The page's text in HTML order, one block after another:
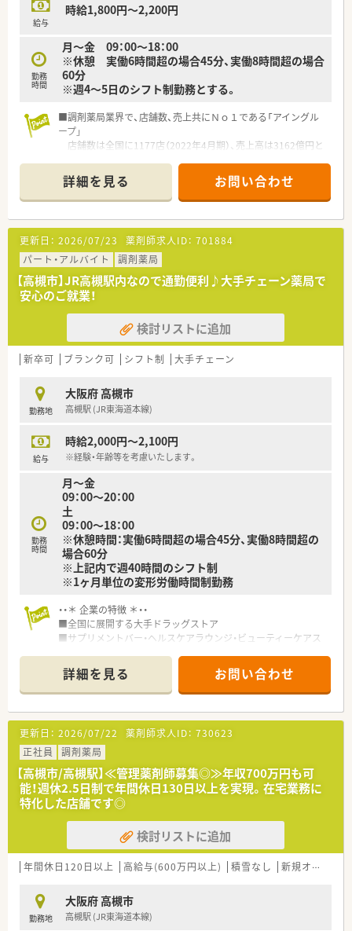
です。
〇転居を伴う異動のある採用枠もありますが(転居を伴わない採
用も可)
帰省旅費（年2回5万円まで）と帰省休暇（連続4日間）を受けら
れます。
≪研修体制が非常に整っています！≫
⇒新人同士ペアになって服薬指導のロールプレイをしたり、実際
に注射薬等の器具に触れることで、実践的なスキルや知識を身に
つけます。
■オーベン・ネーベン制
年間指導する制度。
配属店舗内の、なるべく年齢の近い先輩が指導役につきます。
２年目以降は自らがオーベンとなって後輩を育てながら、学んだ
知識を復習します。
■15ステップアップ研修
⇒薬学知識や店舗管理知識を5年間で段階的に学んでいくe-
Learning研修。
疾患や薬剤の基礎知識、主要医薬品300品目マスターから始ま
り、在宅医療やOTC、管理者としての知識まで、幅広いカリキュ
ラムを継続的に学んでいきます。
≪システム化が進んでいます！≫
■業務効率化の為、自社開発をした全店舗共通の調剤システムを
導入しています。
最新の情報や現場で働く薬剤師の声をもとに随時更新していま
■調剤機器に関しましても、応需している処方箋の傾向に合わせ
て薬局ごとに必要な調剤機器の積極的な導入をおこなっていま
■監査システムやコンプライアンス研修など、働く従業員の方た
ちが安心して業務できるようなサポートが整っています。
給与
時給1,800円～2,200円
勤務
時間
月～金 09：00～18：00
※休憩 実働6時間超の場合45分、実働8時間超の場合
60分
※週4～5日のシフト制勤務とする。
■調剤薬局業界で、店舗数、売上共にＮｏ１である「アイングル
ープ」
店舗数は全国に1177店（2022年4月期）、売上高は3162億円と
■かかりつけ薬剤師数1,750人以上
■在宅医療実施店舗数は85％以上
■社内集合研修60種類以上
■学会発表223演題
■直近1年間の産休・育休・時短勤務者2,097人以上等、どれも業
界トップクラスの実績となっています。
■昨今業界再編の激しい調剤薬局業界の中では圧倒的な地位を
築いている為、
長期的に安心して働ける企業です。
■東京大学病院をはじめ全国の病院の敷地内に薬局を持ってい
ます。
病診薬連携を強化することで、地域にお住いの患者様に高度な
医療の提供を実現しています。
■大学病院と連携することで疑義照会データベースの共同開発
病院での実習も行っています。
■個別の教育プログラム『AIN METHOD』によってスキルアップ
をサポート！
を追って
5年の教育プログラムを実施しています。
をサポートしてくれます。
■「社員第一主義」を掲げている同社では、福利厚生面が手厚く
「連続休暇制度（年に1回、最大9連休を取得できる制度）」等、プ
ライベートも充実出来る様に
ワークライフバランスを後押ししてくれる制度が充実してい
ます。
■ナショナル社員は帰省旅費（年2回5万円まで）と帰省休暇（連
続4日間）を受けられます。
る他、
提携の保養施設は全国に40ヵ所あります。
■産休、育休取得はもちろんのこと、育児短時間勤務制度を実施
しています。
■育児休業より復帰後、1日最大2時間短縮して勤務できる制度
です。法律では3歳までですが、
アイングループでは小学校就学時までの期間利用可能です。
詳細を見る お問い合わせ
更新日： 2026/07/23 薬剤師求人ID： 701884
パート・アルバイト
調剤薬局
【高槻市】JR高槻駅内なので通勤便利♪大手チェーン薬局で
安心のご就業！
検討リストに追加
新卒可 ブランク可 シフト制 大手チェーン
勤務地
大阪府 高槻市
高槻駅 (JR東海道本線)
給与
時給2,000円～2,100円
※経験・年齢等を考慮いたします。
勤務
時間
月～金
09：00～20：00
土
09：00～18：00
※休憩時間：実働6時間超の場合45分、実働8時間超の
場合60分
※上記内で週40時間のシフト制
※1ヶ月単位の変形労働時間制勤務
・・＊ 企業の特徴 ＊・・
■全国に展開する大手ドラッグストア
■サプリメントバー・ヘルスケアラウンジ・ビューティーケアス
客様の健康を管理します。
■全店舗に錠剤監査システム・音声入力システム・監査システム
導入し、機械化をはかり薬剤師に求められる対人業務に注力して
おります。
■女性活躍推進法に基づく基準適合厚生大臣より「えるぼし（最
高位の3段階目）」認定を取得しています。
■1店舗あたりの薬剤師人数、処方箋の応需枚数は調剤併設ドラ
ックでトップクラス！処方箋に触れられずスキルが落ちる心配も
ありません。
・・＊ 研修制度・キャリアパス ＊・・
■中途薬剤師の入社時研修あり
┗店舗勤務の前にもWEBで5日間研修があり、前職ではあまり教
育を受けられなかった方も尚安心ですね♪
■「階層別研修」「職種別研修」「自己啓発」の3つのプログラムか
■e-learning（MPラーニング）、健康サポート研修、会社負担にて
ご実施いただけます。
■ご本人の希望により部門間の異動も可能。調剤・OTCどちらも
詳細を見る お問い合わせ
更新日： 2026/07/22 薬剤師求人ID： 730623
正社員
調剤薬局
【高槻市/高槻駅】≪管理薬剤師募集◎≫年収700万円も可
能！週休2.5日制で年間休日130日以上を実現。在宅業務に
特化した店舗です◎
検討リストに追加
年間休日120日以上 高給与(600万円以上) 積雪なし 新規オープン
勤務地
大阪府 高槻市
高槻駅 (JR東海道本線)